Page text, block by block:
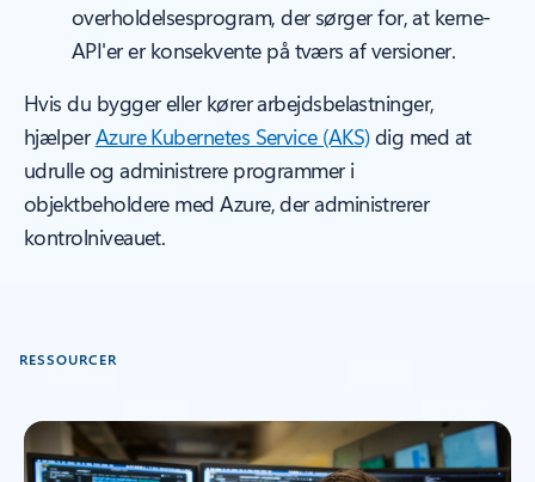
overholdelsesprogram, der sørger for, at kerne-
API'er er konsekvente på tværs af versioner.
Hvis du bygger eller kører arbejdsbelastninger,
hjælperAzure Kubernetes Service (AKS)dig med at
udrulle og administrere programmer i
objektbeholdere med Azure, der administrerer
kontrolniveauet.
RESSOURCER